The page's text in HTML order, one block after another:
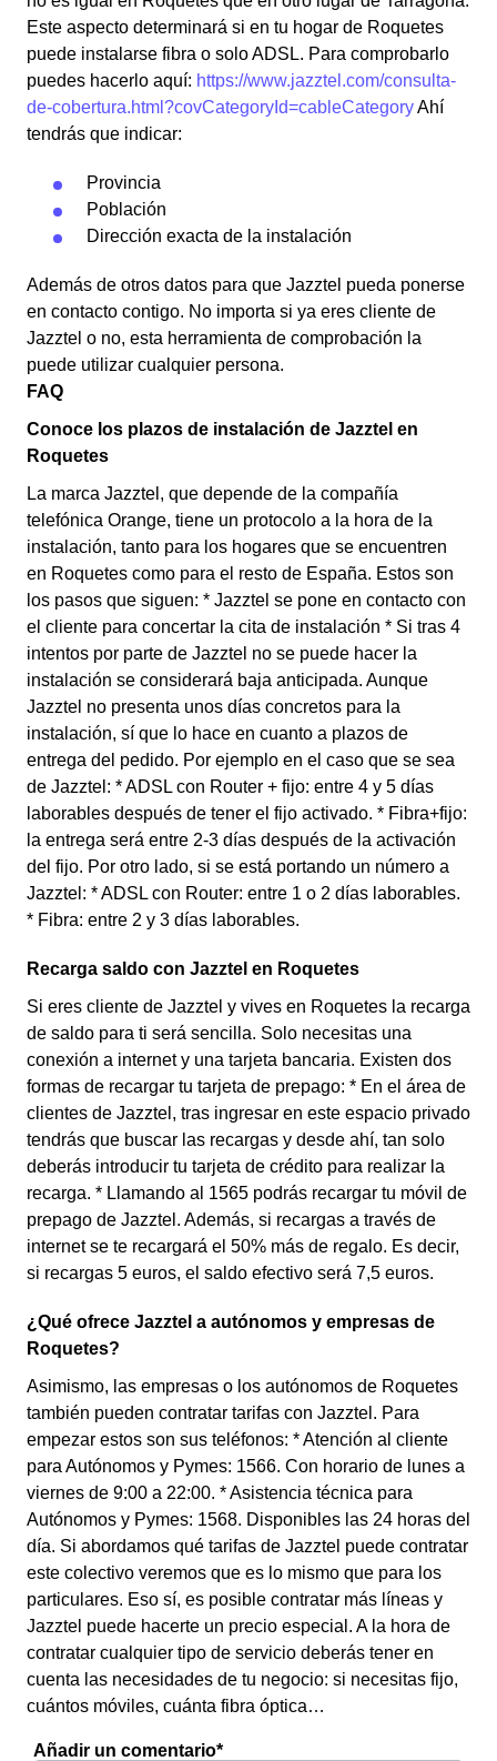
Este aspecto determinará si en tu hogar de Roquetes
puede instalarse fibra o solo ADSL. Para comprobarlo
puedes hacerlo aquí: https://www.jazztel.com/consulta-
de-cobertura.html?covCategoryId=cableCategoryAhí
tendrás que indicar:
Provincia
Población
Dirección exacta de la instalación
Además de otros datos para que Jazztel pueda ponerse
en contacto contigo. No importa si ya eres cliente de
Jazztel o no, esta herramienta de comprobación la
puede utilizar cualquier persona.
FAQ
Conoce los plazos de instalación de Jazztel en
Roquetes
La marca Jazztel, que depende de la compañía
telefónica Orange, tiene un protocolo a la hora de la
instalación, tanto para los hogares que se encuentren
en Roquetes como para el resto de España. Estos son
los pasos que siguen: * Jazztel se pone en contacto con
el cliente para concertar la cita de instalación * Si tras 4
intentos por parte de Jazztel no se puede hacer la
instalación se considerará baja anticipada. Aunque
Jazztel no presenta unos días concretos para la
instalación, sí que lo hace en cuanto a plazos de
entrega del pedido. Por ejemplo en el caso que se sea
de Jazztel: * ADSL con Router + fijo: entre 4 y 5 días
laborables después de tener el fijo activado. * Fibra+fijo:
la entrega será entre 2-3 días después de la activación
del fijo. Por otro lado, si se está portando un número a
Jazztel: * ADSL con Router: entre 1 o 2 días laborables.
* Fibra: entre 2 y 3 días laborables.
Recarga saldo con Jazztel en Roquetes
Si eres cliente de Jazztel y vives en Roquetes la recarga
de saldo para ti será sencilla. Solo necesitas una
conexión a internet y una tarjeta bancaria. Existen dos
formas de recargar tu tarjeta de prepago: * En el área de
clientes de Jazztel, tras ingresar en este espacio privado
tendrás que buscar las recargas y desde ahí, tan solo
deberás introducir tu tarjeta de crédito para realizar la
recarga. * Llamando al 1565 podrás recargar tu móvil de
prepago de Jazztel. Además, si recargas a través de
internet se te recargará el 50% más de regalo. Es decir,
si recargas 5 euros, el saldo efectivo será 7,5 euros.
¿Qué ofrece Jazztel a autónomos y empresas de
Roquetes?
Asimismo, las empresas o los autónomos de Roquetes
también pueden contratar tarifas con Jazztel. Para
empezar estos son sus teléfonos: * Atención al cliente
para Autónomos y Pymes: 1566. Con horario de lunes a
viernes de 9:00 a 22:00. * Asistencia técnica para
Autónomos y Pymes: 1568. Disponibles las 24 horas del
día. Si abordamos qué tarifas de Jazztel puede contratar
este colectivo veremos que es lo mismo que para los
particulares. Eso sí, es posible contratar más líneas y
Jazztel puede hacerte un precio especial. A la hora de
contratar cualquier tipo de servicio deberás tener en
cuenta las necesidades de tu negocio: si necesitas fijo,
cuántos móviles, cuánta fibra óptica…
Añadir un comentario*